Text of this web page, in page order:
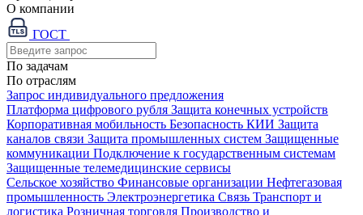
О компании
ГОСТ
По задачам
По отраслям
Запрос индивидуального предложения
Платформа цифрового рубля Защита конечных устройств
Корпоративная мобильность Безопасность КИИ Защита
каналов связи Защита промышленных систем Защищенные
коммуникации Подключение к государственным системам
Защищенные телемедицинские сервисы
Сельское хозяйство Финансовые организации Нефтегазовая
промышленность Электроэнергетика Связь Транспорт и
логистика Розничная торговля Производство и